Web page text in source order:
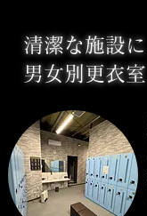
清潔な施設に
​男女別更衣室